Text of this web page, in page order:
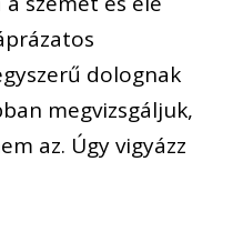
dolognak
megvizsgáljuk,
az. Úgy vigyázz